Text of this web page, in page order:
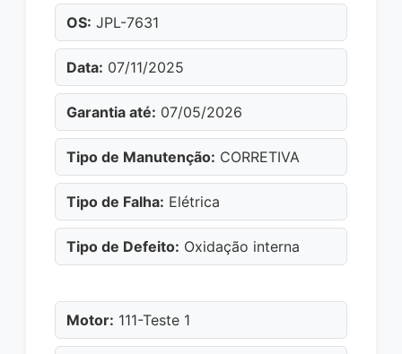
OS: JPL-7631
Data: 07/11/2025
Garantia até: 07/05/2026
Tipo de Manutenção: CORRETIVA
Tipo de Falha: Elétrica
Tipo de Defeito: Oxidação interna
Motor: 111-Teste 1